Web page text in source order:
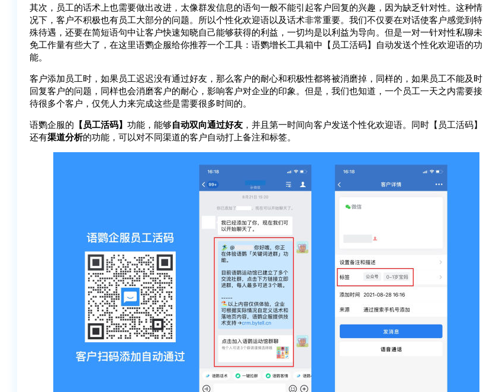
其次，员工的话术上也需要做出改进，太像群发信息的语句一般不能引起客户回复的兴趣，因为缺乏针对性。这种情
况下，客户不积极也有员工大部分的问题。所以个性化欢迎语以及话术非常重要。我们不仅要在对话使客户感觉到特
殊待遇，还要在简短语句中让客户快速知晓自己能够获得的利益，一切均是以利益为导向。但是一对一针对性私聊未
免工作量有些大了，在这里语鹦企服给你推荐一个工具：语鹦增长工具箱中【员工活码】自动发送个性化欢迎语的功
能。
客户添加员工时，如果员工迟迟没有通过好友，那么客户的耐心和积极性都将被消磨掉，同样的，如果员工不能及时
回复客户的问题，同样也会消磨客户的耐心，影响客户对企业的印象。但是，我们也知道，一个员工一天之内需要接
待很多个客户，仅凭人力来完成这些是需要很多时间的。
语鹦企服的 【员工活码】 功能，能够自动双向通过好友 ，并且第一时间向客户发送个性化欢迎语。同时【员工活码】
还有渠道分析的功能，可以对不同渠道的客户自动打上备注和标签。